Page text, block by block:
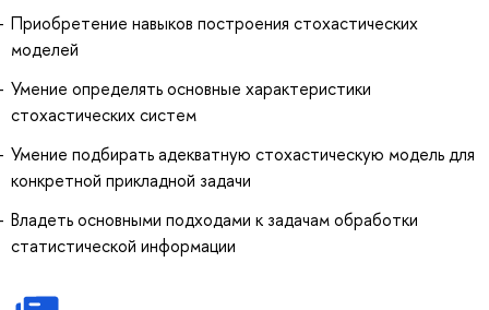
Приобретение навыков построения стохастических
моделей
Умение определять основные характеристики
стохастических систем
Умение подбирать адекватную стохастическую модель для
конкретной прикладной задачи
Владеть основными подходами к задачам обработки
статистической информации